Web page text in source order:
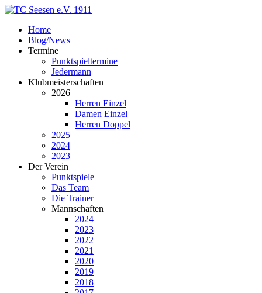
Home
Blog/News
Termine
Punktspieltermine
Jedermann
Klubmeisterschaften
2026
Herren Einzel
Damen Einzel
Herren Doppel
2025
2024
2023
Der Verein
Punktspiele
Das Team
Die Trainer
Mannschaften
2024
2023
2022
2021
2020
2019
2018